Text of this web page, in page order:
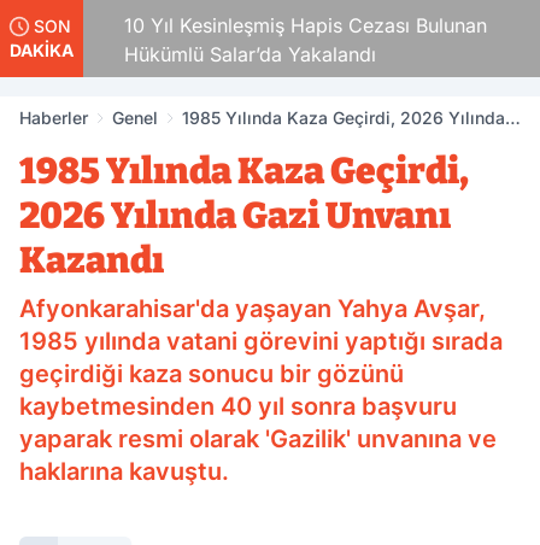
SON
DAKİKA
10 Yıl Kesinleşmiş Hapis Cezası Bulunan
Hükümlü Salar’da Yakalandı
Haberler Genel
1985 Yılında Kaza Geçirdi, 2026 Yılında
1985 Yılında Kaza Geçirdi,
2026 Yılında Gazi Unvanı
Kazandı
Afyonkarahisar'da yaşayan Yahya Avşar,
1985 yılında vatani görevini yaptığı sırada
geçirdiği kaza sonucu bir gözünü
kaybetmesinden 40 yıl sonra başvuru
yaparak resmi olarak 'Gazilik' unvanına ve
haklarına kavuştu.